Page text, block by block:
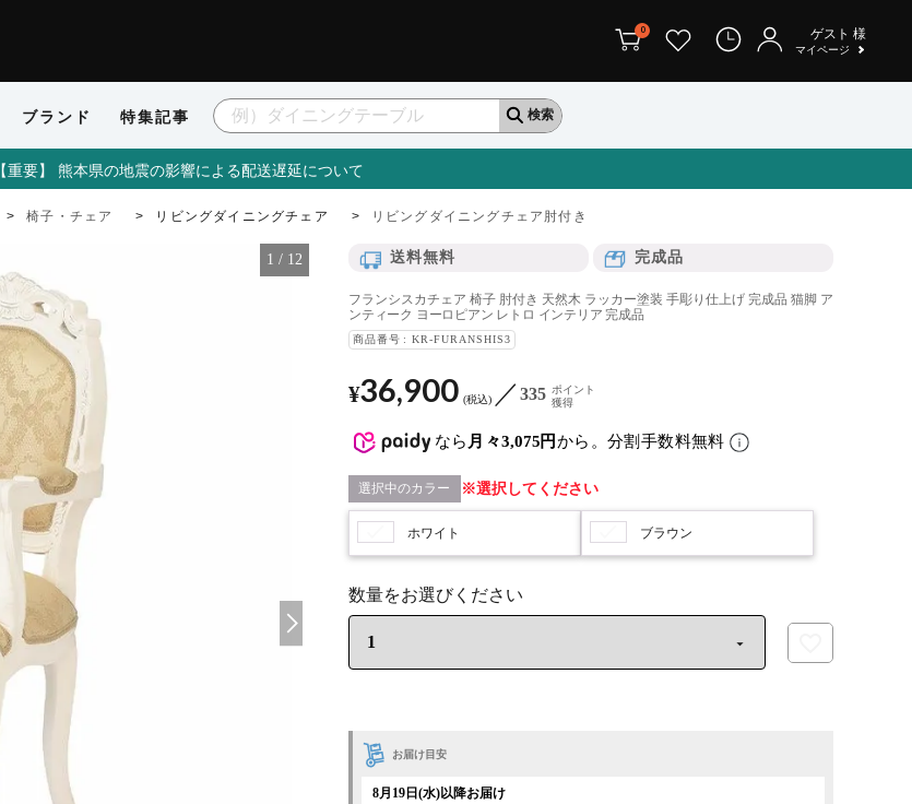
ブランド 特集記事
0 ゲスト 様
マイページ
【重要】 熊本県の地震の影響による配送遅延について
椅子・チェア リビングダイニングチェア リビングダイニングチェア肘付き
1 / 12 送料無料 完成品
フランシスカチェア 椅子 肘付き 天然木 ラッカー塗装 手彫り仕上げ 完成品 猫脚 ア
ンティーク ヨーロピアン レトロ インテリア 完成品
商品番号 KR-FURANSHIS3
なら 月々3,075円から。分割手数料無料
¥36,900 税込 335 ポイント
獲得
お届け目安
8月19日(水)以降お届け
カラー 選択してください
ホワイト ブラウン